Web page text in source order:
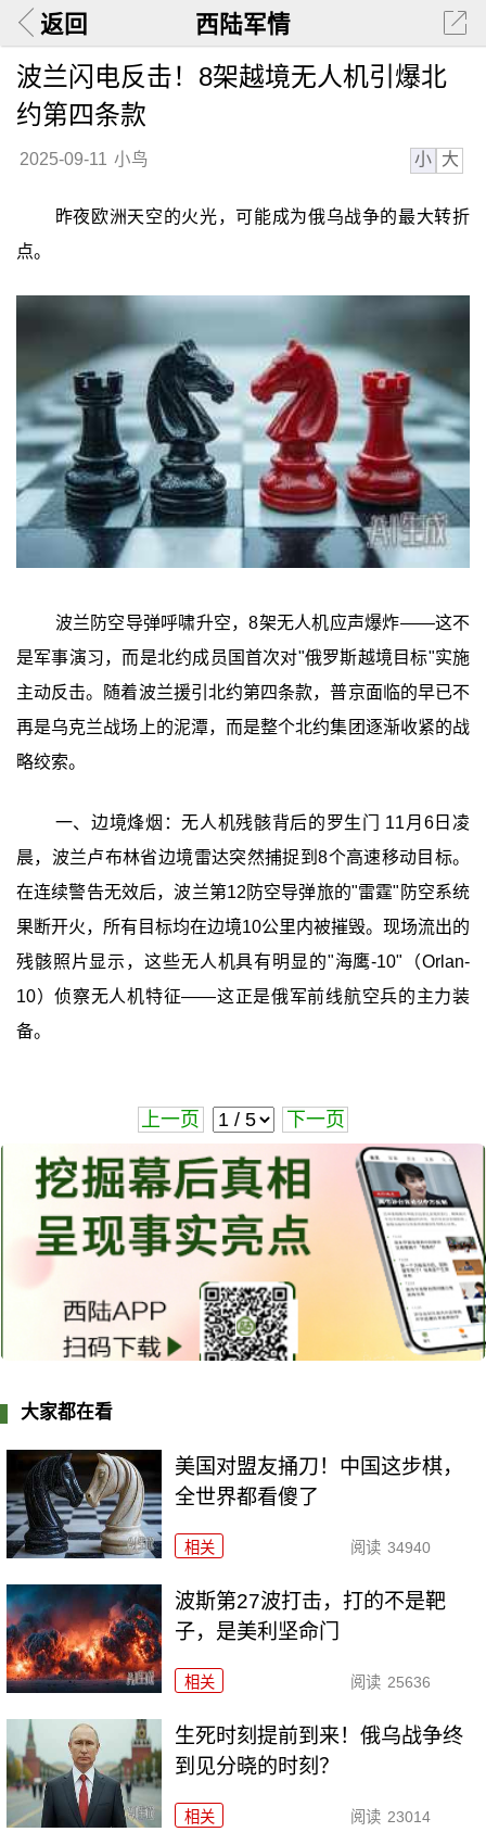
返回 西陆军情
波兰闪电反击！8架越境无人机引爆北
约第四条款
2025-09-11 小鸟 小 大
昨夜欧洲天空的火光，可能成为俄乌战争的最大转折
点。
波兰防空导弹呼啸升空，8架无人机应声爆炸——这不
是军事演习，而是北约成员国首次对"俄罗斯越境目标"实施
主动反击。随着波兰援引北约第四条款，普京面临的早已不
再是乌克兰战场上的泥潭，而是整个北约集团逐渐收紧的战
略绞索。
一、边境烽烟：无人机残骸背后的罗生门 11月6日凌
晨，波兰卢布林省边境雷达突然捕捉到8个高速移动目标。
在连续警告无效后，波兰第12防空导弹旅的"雷霆"防空系统
果断开火，所有目标均在边境10公里内被摧毁。现场流出的
残骸照片显示，这些无人机具有明显的"海鹰-10"（Orlan-
10）侦察无人机特征——这正是俄军前线航空兵的主力装
备。
上一页 下一页
大家都在看
美国对盟友捅刀！中国这步棋，
全世界都看傻了
相关 阅读 34940
波斯第27波打击，打的不是靶
子，是美利坚命门
相关 阅读 25636
生死时刻提前到来！俄乌战争终
到见分晓的时刻？
相关 阅读 23014